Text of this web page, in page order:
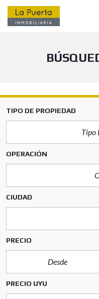
TIPO DE PROPIEDAD
Tipo
OPERACIÓN
CIUDAD
PRECIO
PRECIO UYU